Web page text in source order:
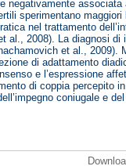
negativamente
sperimentano
nel trattamento
al., 2008). La diagnosi
et al.,
di adattamento
e l’espressione
di coppia percepito
coniugale e